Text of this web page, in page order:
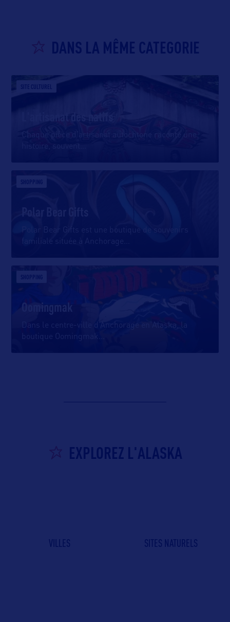
DANS LA MÊME CATEGORIE
SITE CULTUREL
SHOPPING
SHOPPING
Oomingmak
Dans le centre-ville d’Anchorage en Alaska, la
boutique Oomingmak
EXPLOREZ L'ALASKA
VILLES SITES NATURELS